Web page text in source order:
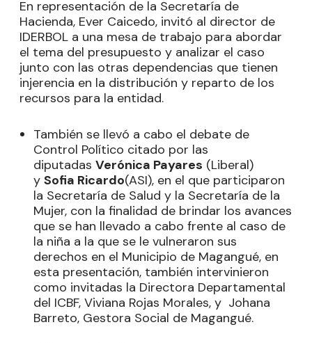
En representación de la Secretaría de
Hacienda, Ever Caicedo, invitó al director de
IDERBOL a una mesa de trabajo para abordar
el tema del presupuesto y analizar el caso
junto con las otras dependencias que tienen
injerencia en la distribución y reparto de los
recursos para la entidad.
También se llevó a cabo el debate de
Control Político citado por las
diputadas Verónica Payares (Liberal)
y Sofia Ricardo(ASI), en el que participaron
la Secretaría de Salud y la Secretaría de la
Mujer, con la finalidad de brindar los avances
que se han llevado a cabo frente al caso de
la niña a la que se le vulneraron sus
derechos en el Municipio de Magangué, en
esta presentación, también intervinieron
como invitadas la Directora Departamental
del ICBF, Viviana Rojas Morales, y Johana
Barreto, Gestora Social de Magangué.